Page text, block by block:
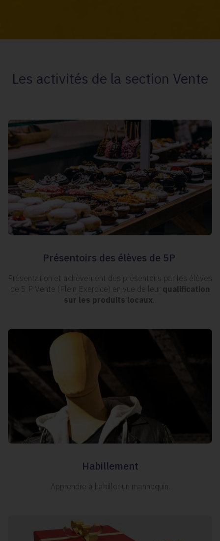
Les activités de la section Vente
Présentoirs des élèves de 5P
Présentation et achèvement des présentoirs par les élèves
de 5 P Vente (Plein Exercice) en vue de leur qualification
sur les produits locaux
Habillement
Apprendre à habiller un mannequin.